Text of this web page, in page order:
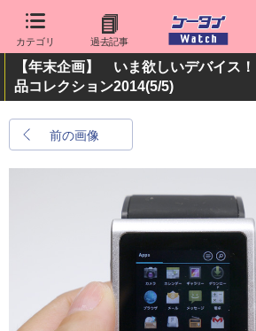
カテゴリ 過去記事
【年末企画】 いま欲しいデバイス
品コレクション2014(5/5)
前の画像